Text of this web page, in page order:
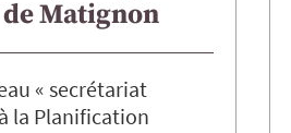
Matignon
« secrétariat
la Planification